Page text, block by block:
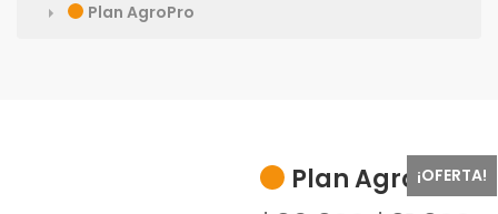
Plan AgroPro
¡OFERTA!
Plan AgroPro